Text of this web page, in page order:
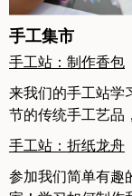
手工集市
手工站：制作香包
来我们的手工站学
节的传统手工艺品
手工站：折纸龙舟
参加我们简单有趣